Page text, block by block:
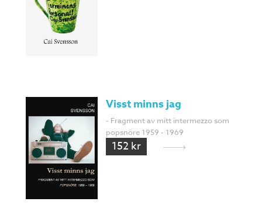
Visst minns jag
- Fragment av mitt intermezzo som
popsnöre 1959 - 1969
152 kr